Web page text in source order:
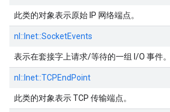
此类的对象表示原始 IP 网络端点。
nl:: Inet::SocketEvents
表示在套接字上请求/等待的一组 I/O 事件。
nl:: Inet::TCPEndPoint
此类的对象表示 TCP 传输端点。